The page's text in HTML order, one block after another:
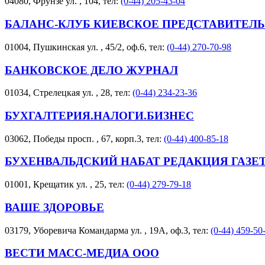
БАЛАНС-КЛУБ КИЕВСКОЕ
01004, Пушкинская ул. , 45/2, оф.6, тел: (0-44) 270-70-98
БАНКОВСКОЕ ДЕЛО ЖУРНАЛ
01034, Стрелецкая ул. , 28, тел: (0-44) 234-23-36
БУХГАЛТЕРИЯ.НАЛОГИ.БИЗНЕС
03062, Победы просп. , 67, корп.3, тел: (0-44) 400-85-18
БУХЕНВАЛЬДСКИЙ НАБАТ РЕДАКЦИЯ
01001, Крещатик ул. , 25, тел: (0-44) 279-79-18
ВАШЕ ЗДОРОВЬЕ
03179, Уборевича Командарма ул. , 19А, оф.3, тел: (0-44) 459-
ВЕСТИ МАСС-МЕДИА ООО